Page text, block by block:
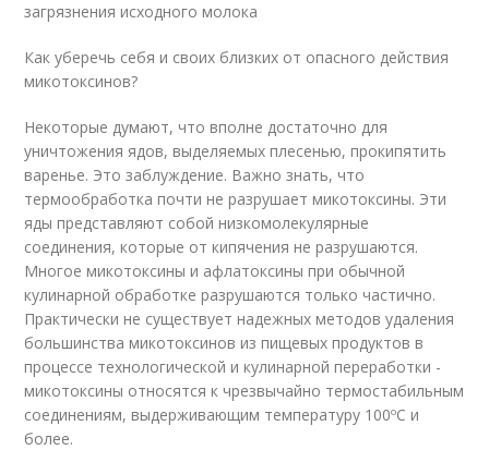
загрязнения исходного молока
Как уберечь себя и своих близких от опасного действия
микотоксинов?
Некоторые думают, что вполне достаточно для
уничтожения ядов, выделяемых плесенью, прокипятить
варенье. Это заблуждение. Важно знать, что
термообработка почти не разрушает микотоксины. Эти
яды представляют собой низкомолекулярные
соединения, которые от кипячения не разрушаются.
Многое микотоксины и афлатоксины при обычной
кулинарной обработке разрушаются только частично.
Практически не существует надежных методов удаления
большинства микотоксинов из пищевых продуктов в
процессе технологической и кулинарной переработки -
микотоксины относятся к чрезвычайно термостабильным
соединениям, выдерживающим температуру 100ºС и
более.